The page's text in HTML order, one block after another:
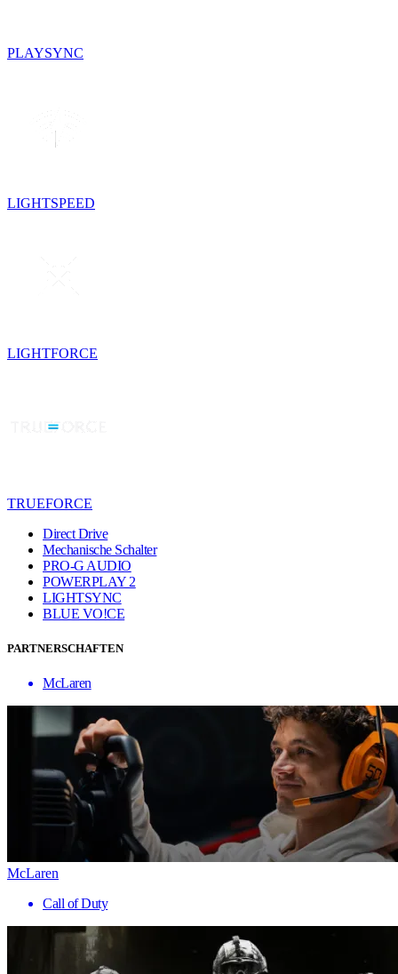
PLAYSYNC
LIGHTSPEED
LIGHTFORCE
TRUEFORCE
Direct Drive
Mechanische Schalter
PRO-G AUDIO
POWERPLAY 2
LIGHTSYNC
BLUE VO!CE
PARTNERSCHAFTEN
McLaren
McLaren
Call of Duty